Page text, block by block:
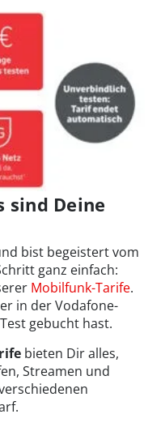
sind Deine
bist begeistert vom
ganz einfach:
Mobilfunk-Tarife.
in der Vodafone-
gebucht hast.
bieten Dir alles,
Streamen und